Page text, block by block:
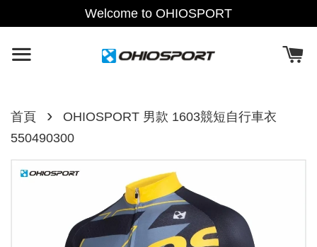
Welcome to OHIOSPORT
首頁 ›
OHIOSPORT 男款 1603競短自行車衣
550490300